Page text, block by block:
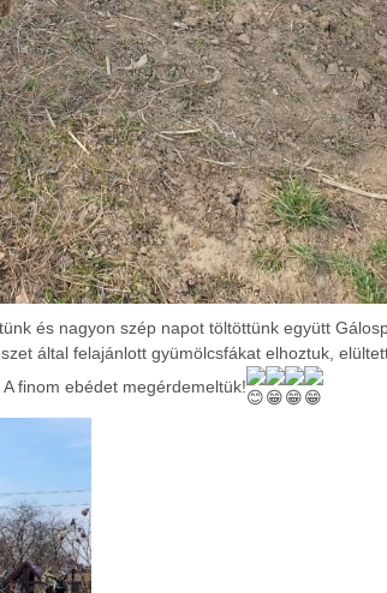
és nagyon szép napot töltöttünk együtt
által felajánlott gyümölcsfákat elhoztuk,
finom ebédet megérdemeltük!